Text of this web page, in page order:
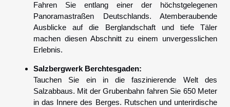
Fahren Sie entlang einer der höchstgelegenen
Panoramastraßen Deutschlands. Atemberaubende
Ausblicke auf die Berglandschaft und tiefe Täler
machen diesen Abschnitt zu einem unvergesslichen
Erlebnis.
Salzbergwerk Berchtesgaden:
Tauchen Sie ein in die faszinierende Welt des
Salzabbaus. Mit der Grubenbahn fahren Sie 650 Meter
in das Innere des Berges. Rutschen und unterirdische